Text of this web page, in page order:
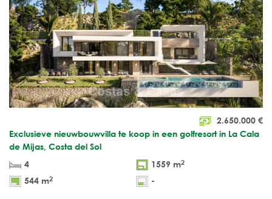
2.650.000 €
Exclusieve nieuwbouwvilla te koop in een golfresort in La Cala
de Mijas, Costa del Sol
4
1559 m2
544 m2 -